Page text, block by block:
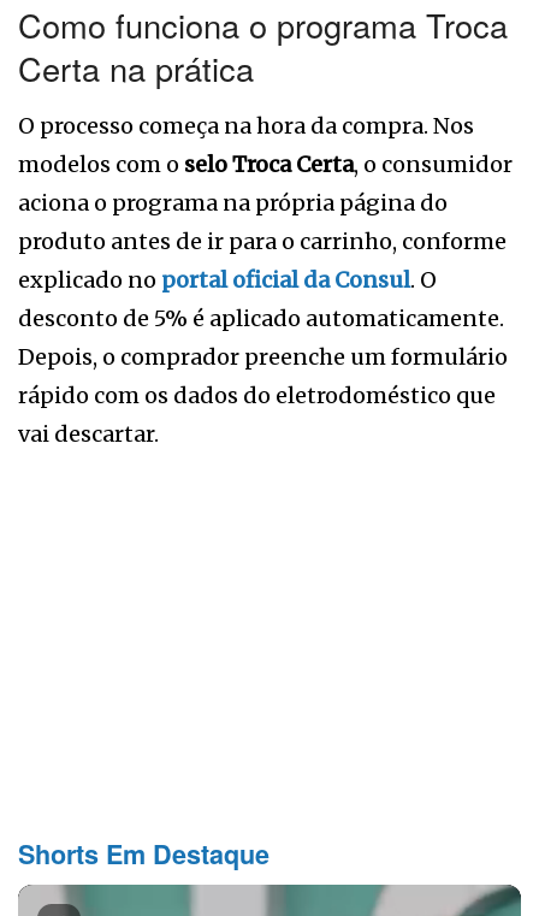
Como funciona o programa Troca
Certa na prática
O processo começa na hora da compra. Nos
modelos com o selo Troca Certa, o consumidor
aciona o programa na própria página do
produto antes de ir para o carrinho, conforme
explicado no portal oficial da Consul. O
desconto de 5% é aplicado automaticamente.
Depois, o comprador preenche um formulário
rápido com os dados do eletrodoméstico que
vai descartar.
Shorts Em Destaque